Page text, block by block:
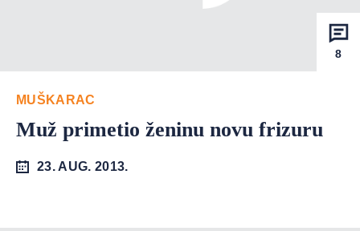
8
MUŠKARAC
Muž primetio ženinu novu frizuru
23. AUG. 2013.